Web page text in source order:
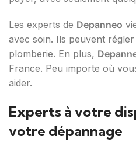
Les experts de Depanneo
avec soin. Ils peuvent
plomberie. En plus,
France. Peu importe où
aider.
Experts à votre
votre dépannage